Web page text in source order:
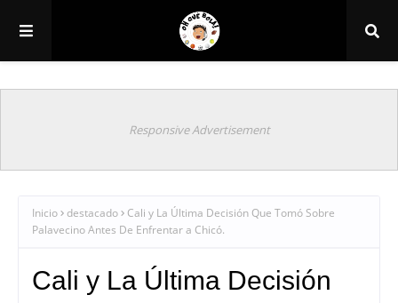
Responsive Advertisement
Inicio destacado
Cali y La Última Decisión Que Tomó Sobre
Palavecino Antes De Enfrentar a Chicó.
Cali y La Última Decisión